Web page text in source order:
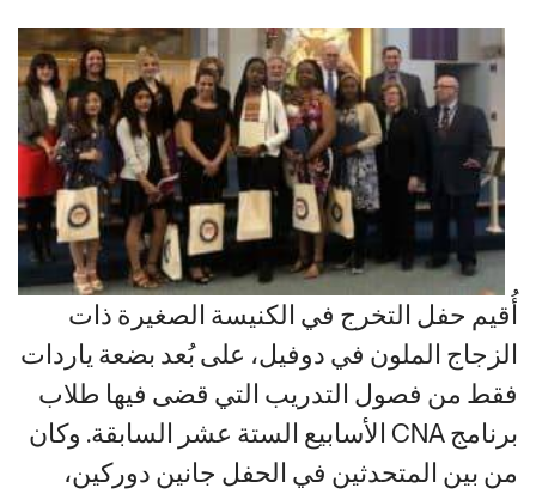
أُقيم حفل التخرج في الكنيسة الصغيرة ذات
الزجاج الملون في دوفيل، على بُعد بضعة ياردات
فقط من فصول التدريب التي قضى فيها طلاب
برنامج CNA الأسابيع الستة عشر السابقة. وكان
من بين المتحدثين في الحفل جانين دوركين،